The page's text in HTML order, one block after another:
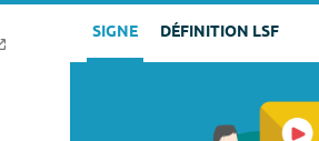
SIGNE DÉFINITION LSF